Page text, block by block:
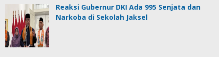
Reaksi Gubernur DKI Ada 995 Senjata dan
Narkoba di Sekolah Jaksel